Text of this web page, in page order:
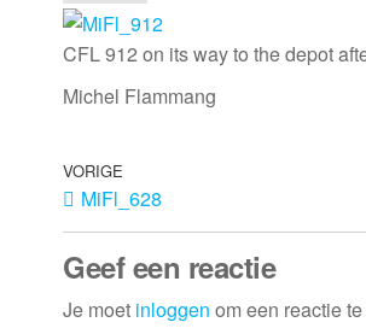
CFL 912 on its way to the depot
Michel Flammang
VORIGE
MiFl_628
Geef een reactie
Je moet inloggen om een reactie